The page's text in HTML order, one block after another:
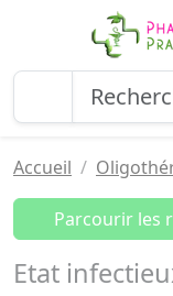
Accueil
Parcourir les
Etat